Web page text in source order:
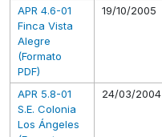
APR 4.6-01
Finca Vista
Alegre
(Formato
PDF)
19/10/2005
APR 5.8-01
S.E. Colonia
Los Ángeles
24/03/2004